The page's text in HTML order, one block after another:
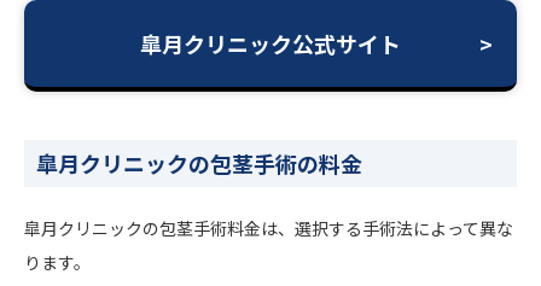
皐月クリニック公式サイト
皐月クリニックの包茎手術の料金
皐月クリニックの包茎手術料金は、選択する手術法によって異な
ります。